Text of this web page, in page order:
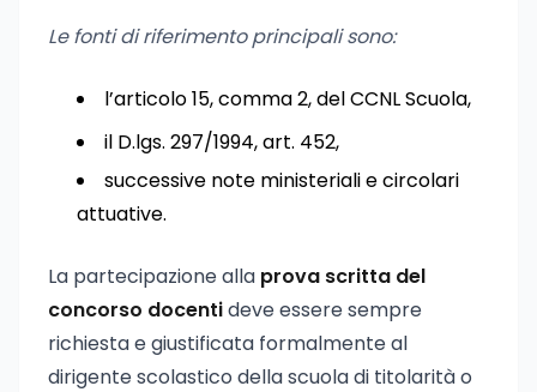
Le fonti di riferimento principali sono:
l’articolo 15, comma 2, del CCNL Scuola,
il D.lgs. 297/1994, art. 452,
successive note ministeriali e circolari
attuative.
La partecipazione alla prova scritta del
concorso docentideve essere sempre
richiesta e giustificata formalmente al
dirigente scolastico della scuola di titolarità o